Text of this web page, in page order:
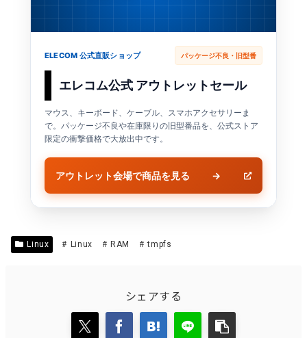
ELECOM 公式直販ショップ パッケージ不良・旧型番
エレコム公式 アウトレットセール
マウス、キーボード、ケーブル、スマホアクセサリーま
で。パッケージ不良や在庫限りの旧型番品を、公式ストア
限定の衝撃価格で大放出中です。
アウトレット会場で商品を見る →
Linux Linux RAM tmpfs
シェアする